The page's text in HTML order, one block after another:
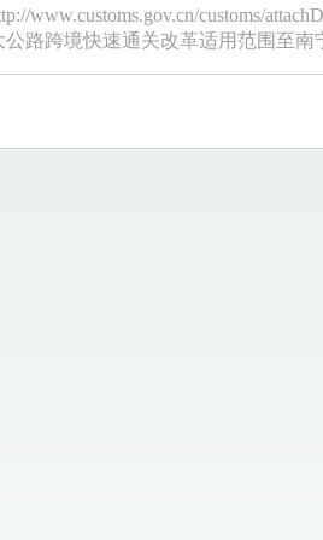
www.customs.gov.cn/customs/
公路跨境快速通关改革适用范围至南